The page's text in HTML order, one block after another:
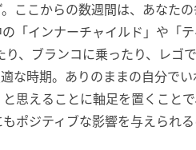
ここからの数週間は、あなた
「インナーチャイルド」や「テ
、ブランコに乗ったり、レゴ
な時期。ありのままの自分で
思えることに軸足を置くこと
ポジティブな影響を与えられる